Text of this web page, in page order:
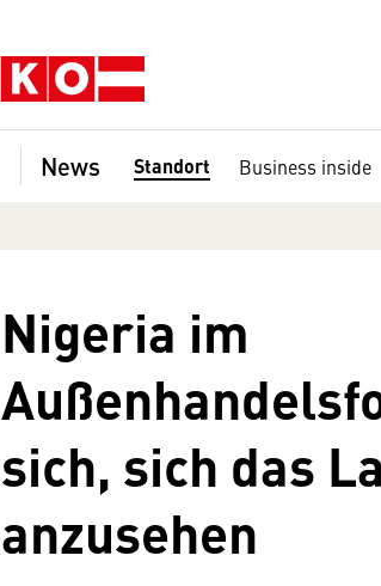
News Standort Business inside
Nigeria im
sich, sich das
anzusehen